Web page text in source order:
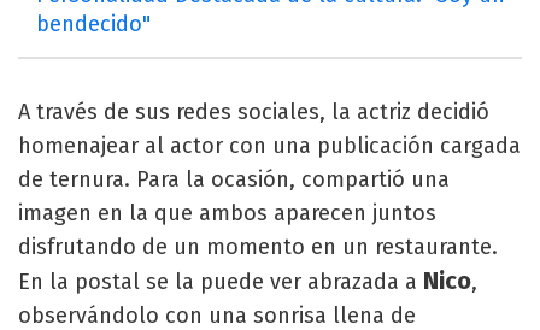
bendecido"
A través de sus redes sociales, la actriz decidió
homenajear al actor con una publicación cargada
de ternura. Para la ocasión, compartió una
imagen en la que ambos aparecen juntos
disfrutando de un momento en un restaurante.
En la postal se la puede ver abrazada a Nico,
observándolo con una sonrisa llena de